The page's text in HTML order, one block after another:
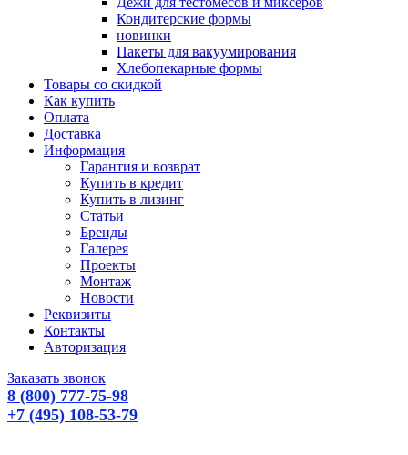
Кондитерские формы
новинки
Пакеты для вакуумирования
Хлебопекарные формы
Товары со скидкой
Как купить
Оплата
Доставка
Информация
Гарантия и возврат
Купить в кредит
Купить в лизинг
Статьи
Бренды
Галерея
Проекты
Монтаж
Новости
Реквизиты
Контакты
Авторизация
Заказать звонок
8 (800) 777-75-98
+7 (495) 108-53-79